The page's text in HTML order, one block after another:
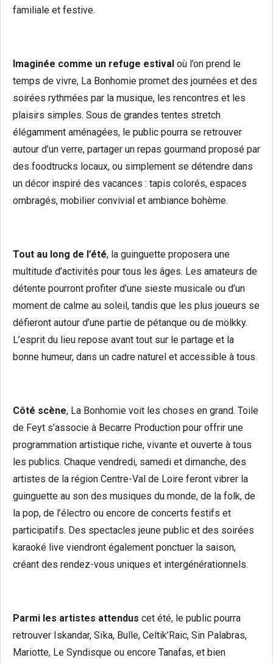
familiale et festive.
Imaginée comme un refuge estival où l’on prend le
temps de vivre, La Bonhomie promet des journées et des
soirées rythmées par la musique, les rencontres et les
plaisirs simples. Sous de grandes tentes stretch
élégamment aménagées, le public pourra se retrouver
autour d’un verre, partager un repas gourmand proposé par
des foodtrucks locaux, ou simplement se détendre dans
un décor inspiré des vacances : tapis colorés, espaces
ombragés, mobilier convivial et ambiance bohème.
Tout au long de l’été, la guinguette proposera une
multitude d’activités pour tous les âges. Les amateurs de
détente pourront profiter d’une sieste musicale ou d’un
moment de calme au soleil, tandis que les plus joueurs se
défieront autour d’une partie de pétanque ou de mölkky.
L’esprit du lieu repose avant tout sur le partage et la
bonne humeur, dans un cadre naturel et accessible à tous.
Côté scène, La Bonhomie voit les choses en grand. Toile
de Feyt s’associe à Becarre Production pour offrir une
programmation artistique riche, vivante et ouverte à tous
les publics. Chaque vendredi, samedi et dimanche, des
artistes de la région Centre-Val de Loire feront vibrer la
guinguette au son des musiques du monde, de la folk, de
la pop, de l’électro ou encore de concerts festifs et
participatifs. Des spectacles jeune public et des soirées
karaoké live viendront également ponctuer la saison,
créant des rendez-vous uniques et intergénérationnels.
Parmi les artistes attendus cet été, le public pourra
retrouver Iskandar, Sïka, Bulle, Celtik’Raic, Sin Palabras,
Mariotte, Le Syndisque ou encore Tanafas, et bien